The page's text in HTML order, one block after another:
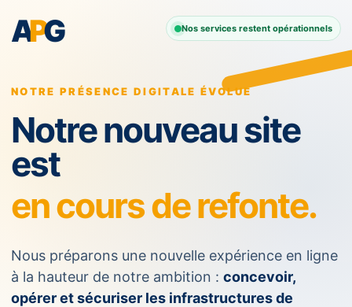
APG Nos services restent opérationnels
NOTRE PRÉSENCE DIGITALE ÉVOLUE
Notre nouveau site
est
en cours de refonte.
Nous préparons une nouvelle expérience en ligne
à la hauteur de notre ambition : concevoir,
opérer et sécuriser les infrastructures de